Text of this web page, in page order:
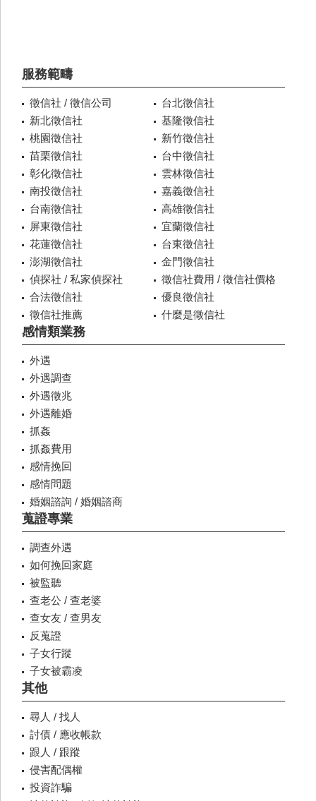
服務範疇
徵信社 / 徵信公司
台北徵信社
新北徵信社
基隆徵信社
桃園徵信社
新竹徵信社
苗栗徵信社
台中徵信社
彰化徵信社
雲林徵信社
南投徵信社
嘉義徵信社
台南徵信社
高雄徵信社
屏東徵信社
宜蘭徵信社
花蓮徵信社
台東徵信社
澎湖徵信社
金門徵信社
偵探社 / 私家偵探社
徵信社費用 / 徵信社價格
合法徵信社
優良徵信社
徵信社推薦
什麼是徵信社
感情類業務
外遇
外遇調查
外遇徵兆
外遇離婚
抓姦
抓姦費用
感情挽回
感情問題
婚姻諮詢 / 婚姻諮商
蒐證專業
調查外遇
如何挽回家庭
被監聽
查老公 / 查老婆
查女友 / 查男友
反蒐證
子女行蹤
子女被霸凌
其他
尋人 / 找人
討債 / 應收帳款
跟人 / 跟蹤
侵害配偶權
投資詐騙